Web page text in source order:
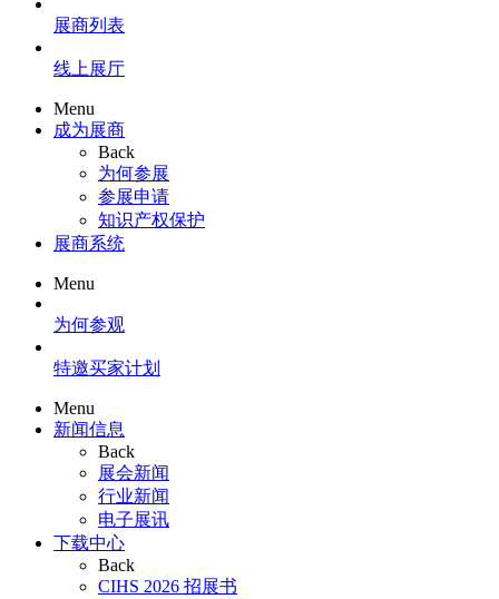
展商列表
线上展厅
Menu
成为展商
Back
为何参展
参展申请
知识产权保护
展商系统
Menu
为何参观
特邀买家计划
Menu
新闻信息
Back
展会新闻
行业新闻
电子展讯
下载中心
Back
CIHS 2026 招展书